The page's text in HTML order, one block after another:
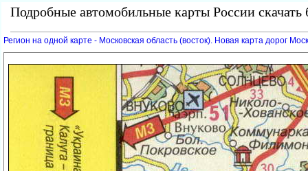
Подробные автомобильные карты России
Регион на одной карте - Московская область (восток). Новая карта дорог